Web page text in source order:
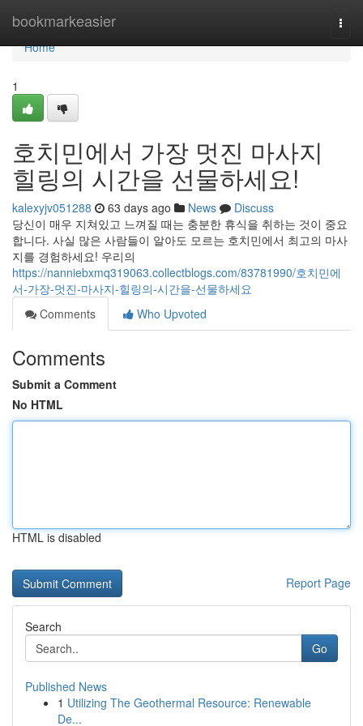
bookmarkeasier
Home
Home
1
호치민에서 가장 멋진 마사지
힐링의 시간을 선물하세요!
kalexyjv051288 63 days ago News
Discuss
당신이 매우 지쳐있고 느껴질 때는 충분한 휴식을 취하는 것이 중요
합니다. 사실 많은 사람들이 알아도 모르는 호치민에서 최고의 마사
지를 경험하세요! 우리의
https://nanniebxmq319063.collectblogs.com/83781990/호치민에
서-가장-멋진-마사지-힐링의-시간을-선물하세요
Comments
Who Upvoted
Comments
Submit a Comment
No HTML
HTML is disabled
Report Page
Search
Go
Published News
1 Utilizing The Geothermal Resource: Renewable
De...